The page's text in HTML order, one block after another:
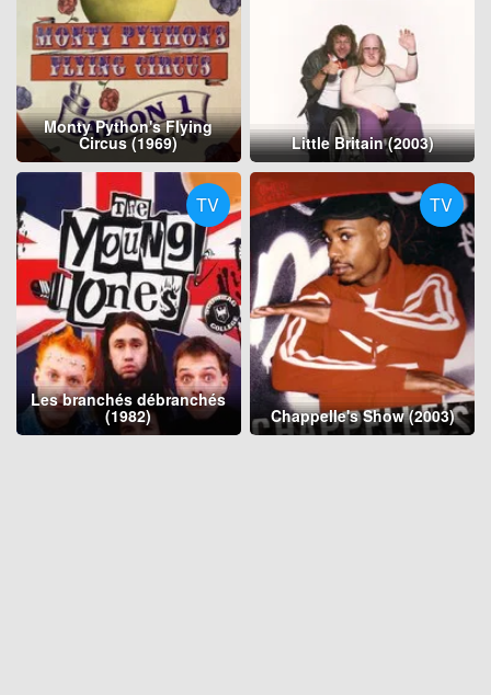
Monty Python's Flying
Circus (1969) Little Britain (2003)
TV
Les branchés débranchés
(1982)
TV
Chappelle's Show (2003)